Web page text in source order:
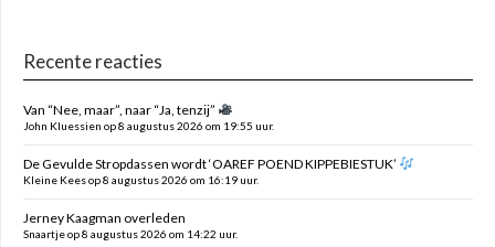
Recente reacties
Van “Nee, maar”, naar “Ja, tenzij”
John Kluessien op 8 augustus 2026 om 19:55 uur.
De Gevulde Stropdassen wordt ‘OAREF POEND KIPPEBIESTUK’
Kleine Kees op 8 augustus 2026 om 16:19 uur.
Jerney Kaagman overleden
Snaartje op 8 augustus 2026 om 14:22 uur.